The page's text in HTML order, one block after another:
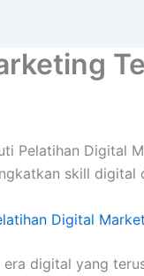
Pelatihan Digital
skill digital
Digital
era digital yang